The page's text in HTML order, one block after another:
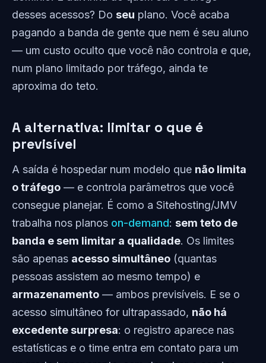
desses acessos? Do seu plano. Você acaba
pagando a banda de gente que nem é seu aluno
— um custo oculto que você não controla e que,
num plano limitado por tráfego, ainda te
aproxima do teto.
A alternativa: limitar o que é
previsível
A saída é hospedar num modelo que não limita
o tráfego — e controla parâmetros que você
consegue planejar. É como a Sitehosting/JMV
trabalha nos planos on-demand: sem teto de
banda e sem limitar a qualidade. Os limites
são apenas acesso simultâneo (quantas
pessoas assistem ao mesmo tempo) e
armazenamento — ambos previsíveis. E se o
acesso simultâneo for ultrapassado, não há
excedente surpresa: o registro aparece nas
estatísticas e o time entra em contato para um